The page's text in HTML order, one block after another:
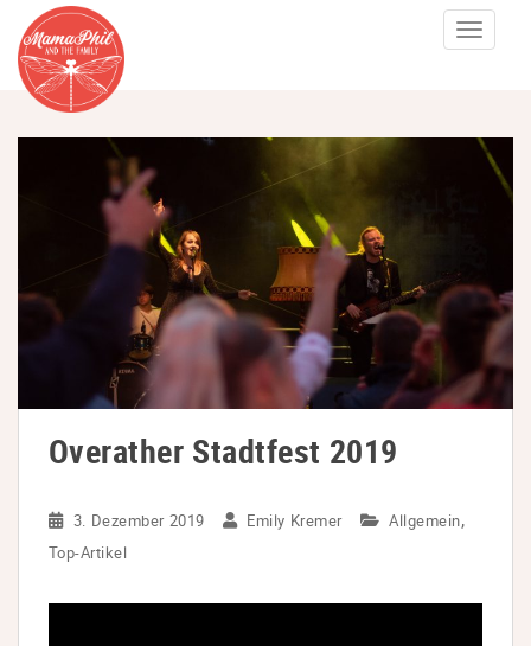
Overather Stadtfest 2019
3. Dezember 2019 Emily Kremer Allgemein,
Top-Artikel